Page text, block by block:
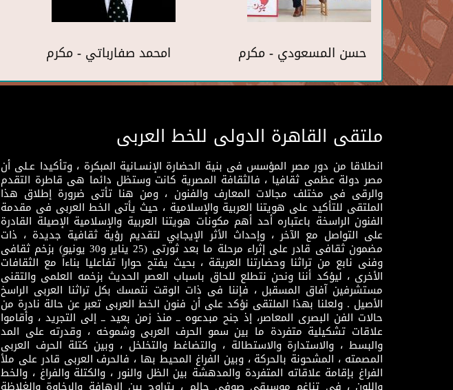
امحمد صفارباتي - مكرم حسن المسعودي - مكرم
ملتقى القاهرة الدولى للخط العربى
انطلاقا من دور مصر المؤسس فى بنية الحضارة الإنسـانية المبكرة ، وتأكيدا عـلى أن
مصر دولة عظمى ثقافيا ، فالثقافة المصرية كانت وستظل دائما هى قاطرة التقدم
والرقى فى مختلف مجالات المعارف والفنون ، ومن هنا تأتى ضرورة إطلاق هذا
الملتقى للتأكيد على هويتنا العربية والإسلامية ، حيث يأتى الخط العربى فى مقدمة
الفنون الراسخة باعتباره أحد أهم مكونات هويتنا العربية والإسلامية الإصيلة القادرة
على التواصل مع الآخر ، وإحداث الأثر الإيجابي لتقديم رؤية ثقافية جديدة ، ذات
مضمون ثقافى قادر على إثراء مرحلة ما بعد ثورتى (25 يناير و30 يونيو) بزخم ثقافى
وفنى نابع من تراثنا وحضارتنا العريقة ، بحيث يفتح حوارا تفاعليا بناءاً مع الثقافات
الأخرى ، ليؤكد أننا ونحن نتطلع للحاق باسباب العصر الحديث بزخمه العلمى والتقنى
مستشرفين آفاق المسقبل ، فإننا فى ذات الوقت نتمسك بكل تراثنا العربى الراسخ
الأصيل . ولعلنا بهذا الملتقى نؤكد على أن فنون الخط العربى تعبر عن حالة نادرة من
حالات الفن البصرى المعاصر، إذ جنح مبدعوه ــ منذ زمن بعيد ــ إلى التجريد ، وأقاموا
علاقات تشكيلية متفردة ما بين سمو الحرف العربى وشموخه ، وقدرته على المد
والبسط ، والاستدارة والاستطالة ، والتضاغط والتخلخل ، وبين كتلة الحرف العربى
المصمته ، المشحونة بالحركة ، وبين الفراغ المحيط بها ، فالحرف العربى قادر على ملأ
الفراغ بإقامة علاقاته المتفردة والمدهشة بين الظل والنور ، والكتلة والفراغ ، والخط